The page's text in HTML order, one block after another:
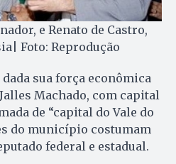
e Renato de Castro,
Foto: Reprodução
sua força econômica
Machado, com capital
de “capital do Vale do
do município costumam
federal e estadual.